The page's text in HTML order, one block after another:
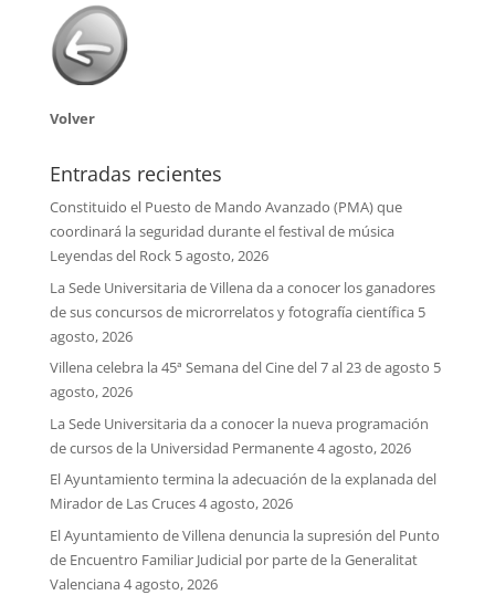
Volver
Entradas recientes
Constituido el Puesto de Mando Avanzado (PMA) que
coordinará la seguridad durante el festival de música
Leyendas del Rock 5 agosto, 2026
La Sede Universitaria de Villena da a conocer los ganadores
de sus concursos de microrrelatos y fotografía científica 5
agosto, 2026
Villena celebra la 45ª Semana del Cine del 7 al 23 de agosto 5
agosto, 2026
La Sede Universitaria da a conocer la nueva programación
de cursos de la Universidad Permanente4 agosto, 2026
El Ayuntamiento termina la adecuación de la explanada del
Mirador de Las Cruces4 agosto, 2026
El Ayuntamiento de Villena denuncia la supresión del Punto
de Encuentro Familiar Judicial por parte de la Generalitat
Valenciana4 agosto, 2026